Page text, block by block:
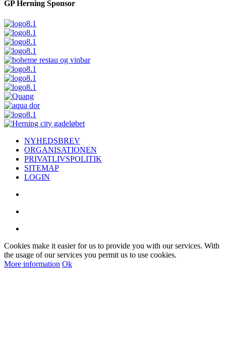
GP Herning Sponsor
NYHEDSBREV
ORGANISATIONEN
PRIVATLIVSPOLITIK
SITEMAP
LOGIN
Cookies make it easier for us to provide you with our services. With
the usage of our services you permit us to use cookies.
More information Ok